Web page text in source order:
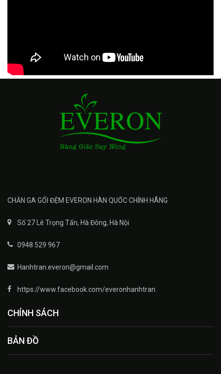
CHĂN GA GỐI ĐỆM EVERON HÀN QUỐC CHÍNH HÃNG
Số 27 Lê Trọng Tấn, Hà Đông, Hà Nội
0948 529 967
Hanhtran.everon@gmail.com
https://www.facebook.com/everonhanhtran
CHÍNH SÁCH
BẢN ĐỒ